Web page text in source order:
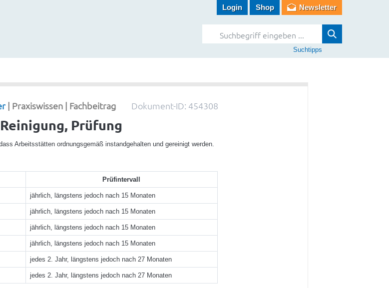
Login Shop Newsletter
Suchtipps
Dokument-ID: 454308
| Praxiswissen | Fachbeitrag
Prüfung
Arbeitsstätten ordnungsgemäß instandgehalten und gereinigt werden.
Prüfintervall
jährlich, längstens jedoch nach 15 Monaten
jährlich, längstens jedoch nach 15 Monaten
jährlich, längstens jedoch nach 15 Monaten
jährlich, längstens jedoch nach 15 Monaten
jedes 2. Jahr, längstens jedoch nach 27 Monaten
jedes 2. Jahr, längstens jedoch nach 27 Monaten